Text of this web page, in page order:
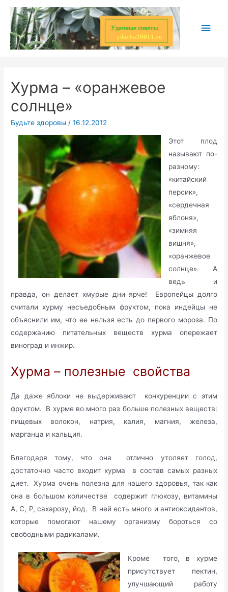
Перейти
содержимому
Хурма – «оранжевое
солнце»
Будьте здоровы /16.12.2012
Этот плод
называют по-
разному:
«китайский
персик»,
«сердечная
яблоня»,
«зимняя
вишня»,
«оранжевое
солнце». А
ведь и
правда, он делает хмурые дни ярче! Европейцы долго
считали хурму несъедобным фруктом, пока индейцы не
объяснили им, что ее нельзя есть до первого мороза. По
содержанию питательных веществ хурма опережает
виноград и инжир.
Хурма – полезные свойства
Да даже яблоки не выдерживают конкуренции с этим
фруктом. В хурме во много раз больше полезных веществ:
пищевых волокон, натрия, калия, магния, железа,
марганца и кальция.
Благодаря тому, что она отлично утоляет голод,
достаточно часто входит хурма в состав самых разных
диет. Хурма очень полезна для нашего здоровья, так как
она в большом количестве содержит глюкозу, витамины
А, С, Р, сахарозу, йод. В ней есть много и антиоксидантов,
которые помогают нашему организму бороться со
свободными радикалами.
Кроме того, в хурме
присутствует пектин,
улучшающий работу